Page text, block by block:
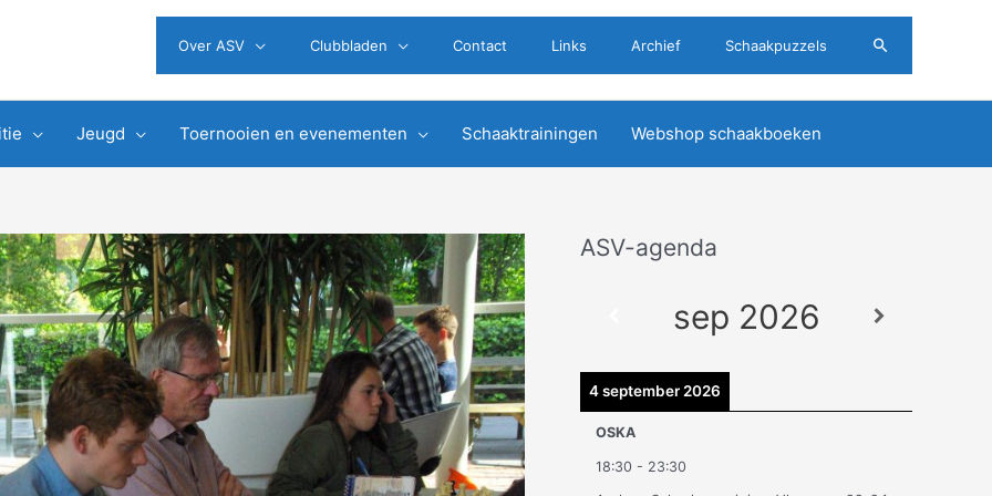
Over ASV Clubbladen Contact Links Archief Schaakpuzzels Zoeken
Jeugd Toernooien en evenementen Schaaktrainingen Webshop schaakboeken
ASV-agenda
sep 2026
4 september 2026
OSKA
18:30 - 23:30
A
e